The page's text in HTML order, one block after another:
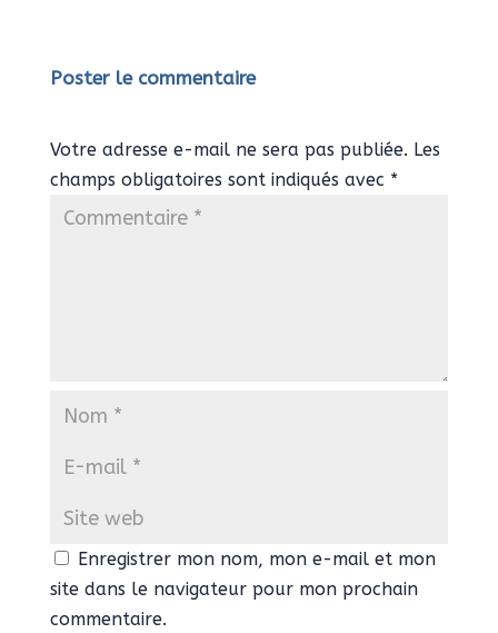
Poster le commentaire
Votre adresse e-mail ne sera pas publiée. Les
champs obligatoires sont indiqués avec *
Enregistrer mon nom, mon e-mail et mon
site dans le navigateur pour mon prochain
commentaire.